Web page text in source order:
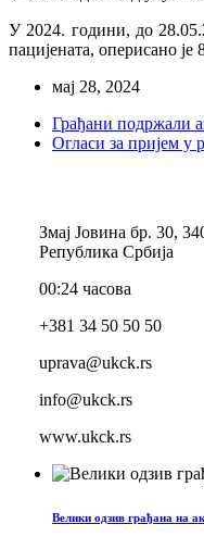
У 2024. години, до
пацијената, оперисано је
мај 28, 2024
Грађани подржали
Огласи за пријем у
Змај Јовина бр. 30,
Република Србија
00:24 часова
+381 34 50 50 50
uprava@ukck.rs
info@ukck.rs
www.ukck.rs
Велики одзив грађана на